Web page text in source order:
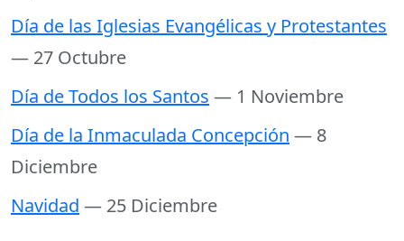
Día de las Iglesias Evangélicas y Protestantes
— 27 Octubre
Día de Todos los Santos — 1 Noviembre
Día de la Inmaculada Concepción — 8
Diciembre
Navidad — 25 Diciembre